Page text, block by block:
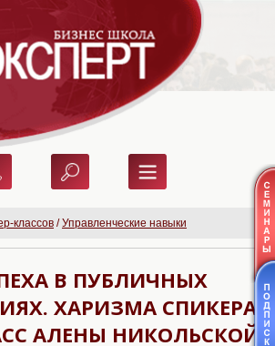
классов /Управленческие навыки
В ПУБЛИЧНЫХ
ХАРИЗМА СПИКЕРА.
АЛЕНЫ НИКОЛЬСКОЙ